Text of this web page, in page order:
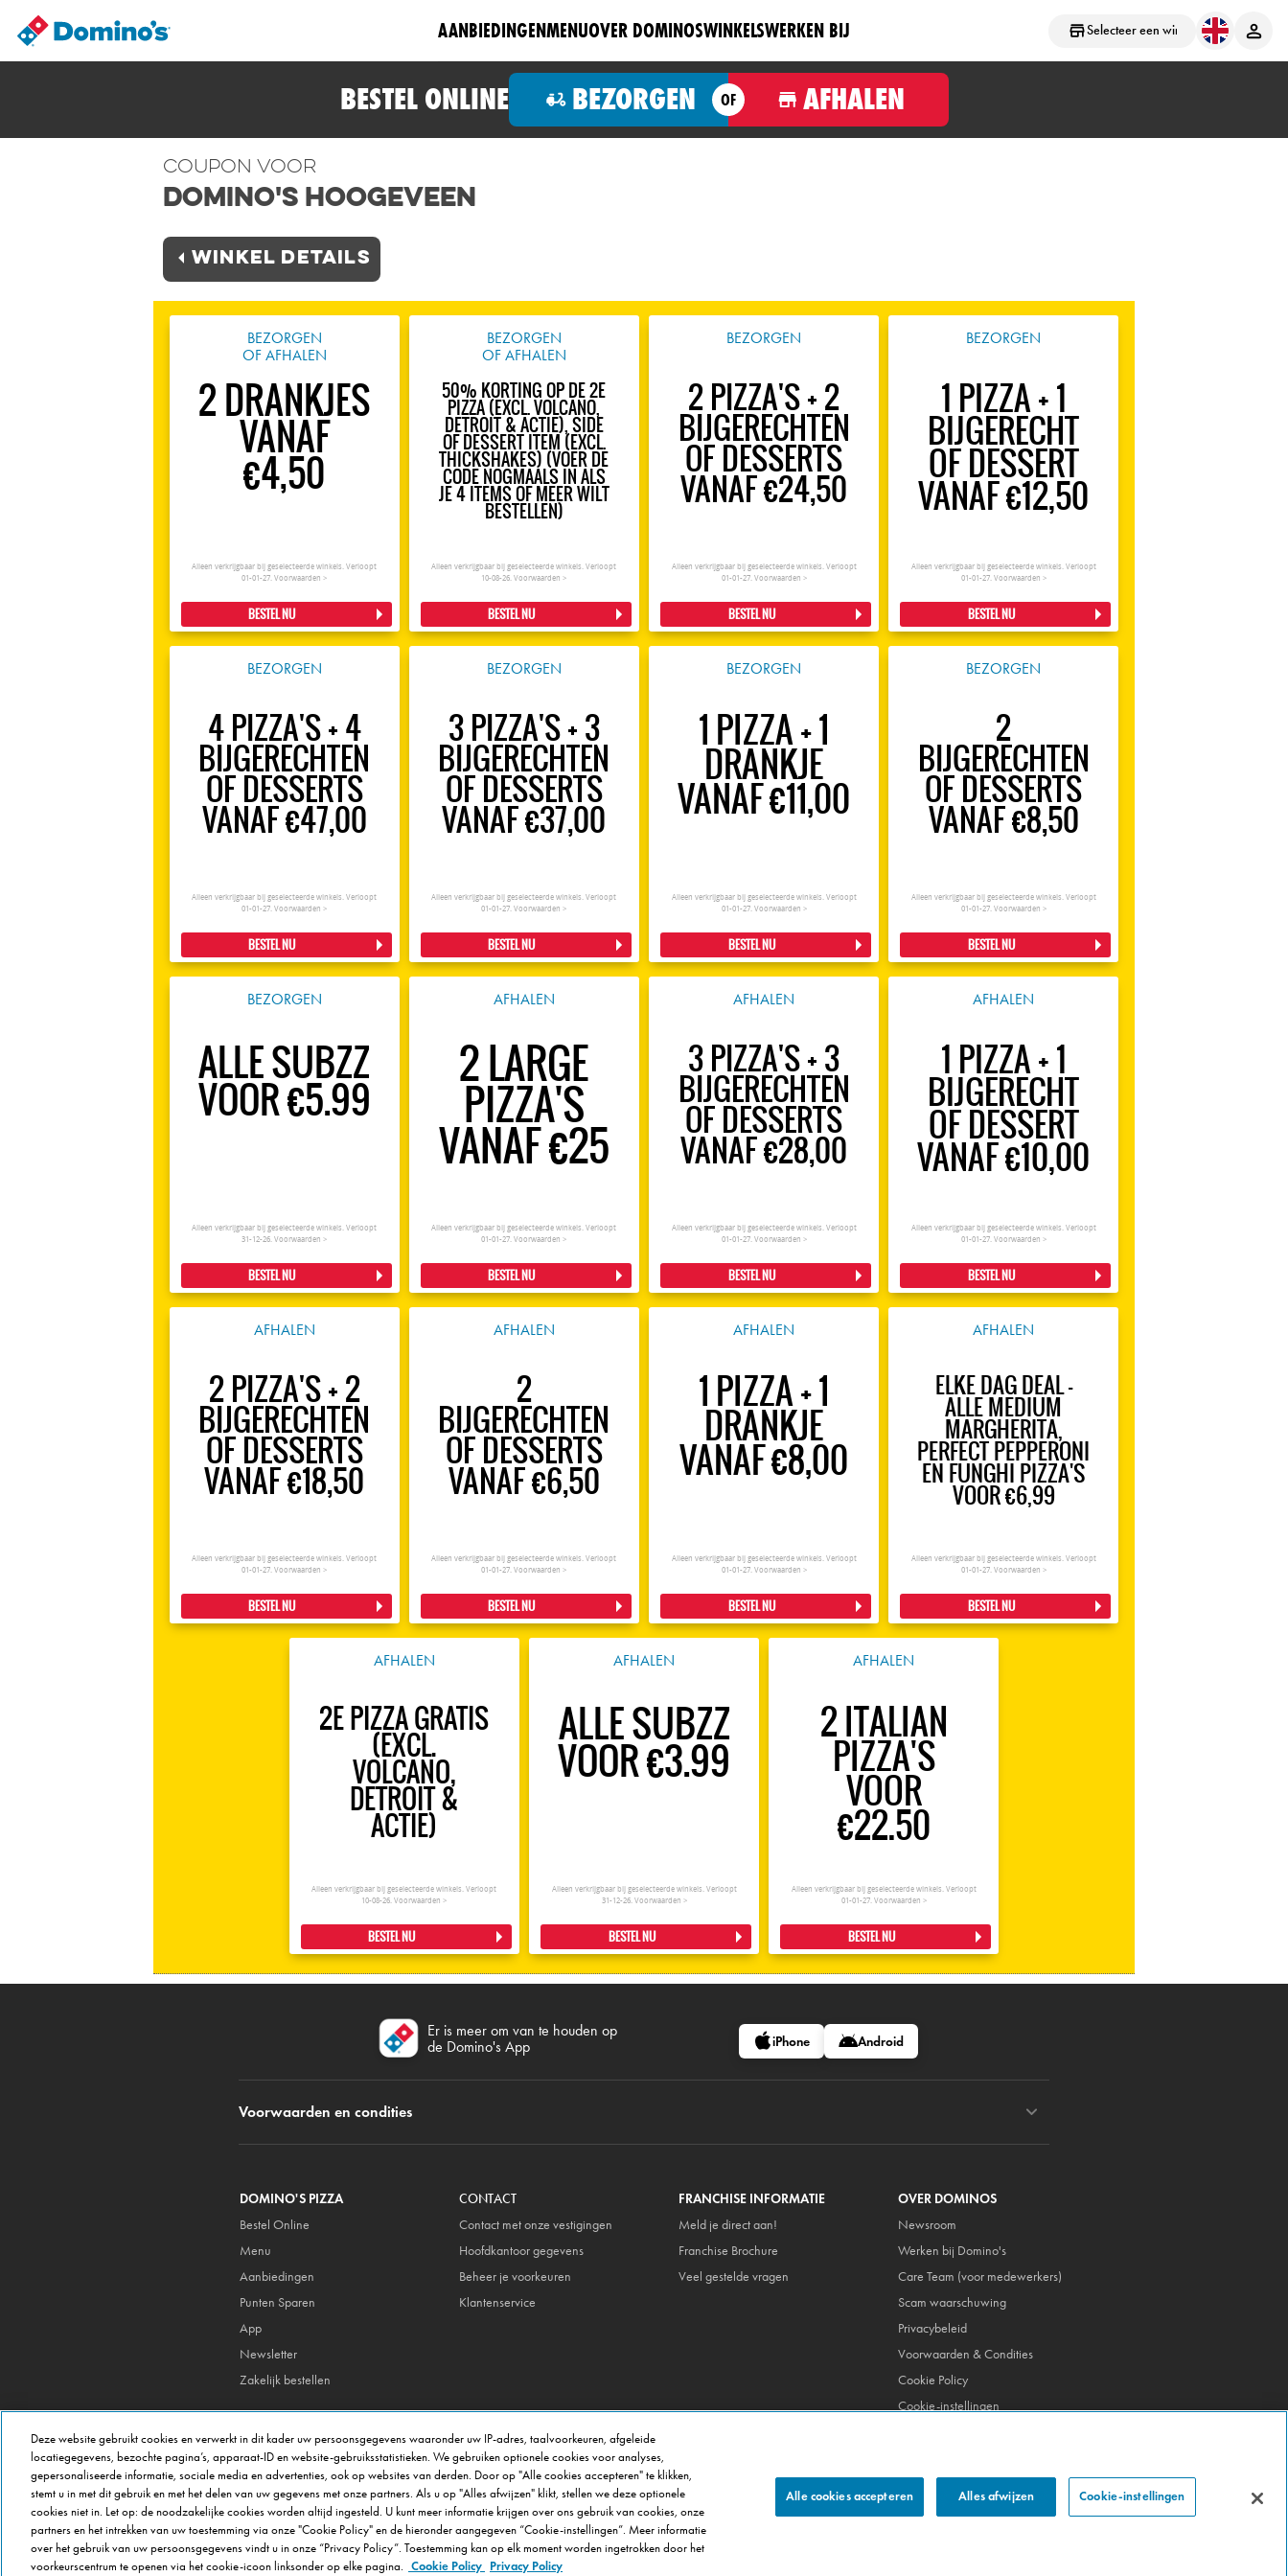
Selecteer een winkel
AANBIEDINGENMENUOVER DOMINOSWINKELSWERKEN BIJ
BESTEL ONLINE BEZORGEN OF AFHALEN
Coupon voor
Domino's Hoogeveen
Winkel Details
BEZORGEN
OF AFHALEN
2 DRANKJES
VANAF
€4,50
Alleen verkrijgbaar bij geselecteerde winkels. Verloopt
01-01-27.Voorwaarden >
BESTEL NU
BEZORGEN
OF AFHALEN
50% KORTING OP DE 2E
PIZZA (EXCL. VOLCANO,
DETROIT & ACTIE), SIDE
OF DESSERT ITEM (EXCL.
THICKSHAKES) (VOER DE
CODE NOGMAALS IN ALS
JE 4 ITEMS OF MEER WILT
BESTELLEN)
Alleen verkrijgbaar bij geselecteerde winkels. Verloopt
10-08-26.Voorwaarden >
BESTEL NU
BEZORGEN
2 PIZZA'S + 2
BIJGERECHTEN
OF DESSERTS
VANAF €24,50
Alleen verkrijgbaar bij geselecteerde winkels. Verloopt
01-01-27. Voorwaarden >
BESTEL NU
BEZORGEN
1 PIZZA + 1
BIJGERECHT
OF DESSERT
VANAF €12,50
Alleen verkrijgbaar bij geselecteerde winkels. Verloopt
01-01-27. Voorwaarden >
BESTEL NU
BEZORGEN
4 PIZZA'S + 4
BIJGERECHTEN
OF DESSERTS
VANAF €47,00
Alleen verkrijgbaar bij geselecteerde winkels. Verloopt
01-01-27.Voorwaarden >
BESTEL NU
BEZORGEN
3 PIZZA'S + 3
BIJGERECHTEN
OF DESSERTS
VANAF €37,00
Alleen verkrijgbaar bij geselecteerde winkels. Verloopt
01-01-27.Voorwaarden >
BESTEL NU
BEZORGEN
1 PIZZA + 1
DRANKJE
VANAF €11,00
Alleen verkrijgbaar bij geselecteerde winkels. Verloopt
01-01-27. Voorwaarden >
BESTEL NU
BEZORGEN
2
BIJGERECHTEN
OF DESSERTS
VANAF €8,50
Alleen verkrijgbaar bij geselecteerde winkels. Verloopt
01-01-27. Voorwaarden >
BESTEL NU
BEZORGEN
ALLE SUBZZ
VOOR €5.99
Alleen verkrijgbaar bij geselecteerde winkels. Verloopt
31-12-26.Voorwaarden >
BESTEL NU
AFHALEN
2 LARGE
PIZZA'S
VANAF €25
Alleen verkrijgbaar bij geselecteerde winkels. Verloopt
01-01-27.Voorwaarden >
BESTEL NU
AFHALEN
3 PIZZA'S + 3
BIJGERECHTEN
OF DESSERTS
VANAF €28,00
Alleen verkrijgbaar bij geselecteerde winkels. Verloopt
01-01-27. Voorwaarden >
BESTEL NU
AFHALEN
1 PIZZA + 1
BIJGERECHT
OF DESSERT
VANAF €10,00
Alleen verkrijgbaar bij geselecteerde winkels. Verloopt
01-01-27. Voorwaarden >
BESTEL NU
AFHALEN
2 PIZZA'S + 2
BIJGERECHTEN
OF DESSERTS
VANAF €18,50
Alleen verkrijgbaar bij geselecteerde winkels. Verloopt
01-01-27.Voorwaarden >
BESTEL NU
AFHALEN
2
BIJGERECHTEN
OF DESSERTS
VANAF €6,50
Alleen verkrijgbaar bij geselecteerde winkels. Verloopt
01-01-27.Voorwaarden >
BESTEL NU
AFHALEN
1 PIZZA + 1
DRANKJE
VANAF €8,00
Alleen verkrijgbaar bij geselecteerde winkels. Verloopt
01-01-27. Voorwaarden >
BESTEL NU
AFHALEN
ELKE DAG DEAL -
ALLE MEDIUM
MARGHERITA,
PERFECT PEPPERONI
EN FUNGHI PIZZA'S
VOOR €6,99
Alleen verkrijgbaar bij geselecteerde winkels. Verloopt
01-01-27. Voorwaarden >
BESTEL NU
AFHALEN
2E PIZZA GRATIS
(EXCL.
VOLCANO,
DETROIT &
ACTIE)
Alleen verkrijgbaar bij geselecteerde winkels. Verloopt
10-08-26.Voorwaarden >
BESTEL NU
AFHALEN
ALLE SUBZZ
VOOR €3.99
Alleen verkrijgbaar bij geselecteerde winkels. Verloopt
31-12-26. Voorwaarden >
BESTEL NU
AFHALEN
2 ITALIAN
PIZZA'S
VOOR
€22.50
Alleen verkrijgbaar bij geselecteerde winkels. Verloopt
01-01-27. Voorwaarden >
BESTEL NU
Er is meer om van te houden op
de Domino's App
iPhone Android
Voorwaarden en condities
DOMINO'S PIZZA
Bestel Online
Menu
Aanbiedingen
Punten Sparen
App
Newsletter
Zakelijk bestellen
CONTACT
Contact met onze vestigingen
Hoofdkantoor gegevens
Beheer je voorkeuren
Klantenservice
FRANCHISE INFORMATIE
Meld je direct aan!
Franchise Brochure
Veel gestelde vragen
OVER DOMINOS
Newsroom
Werken bij Domino's
Care Team (voor medewerkers)
Scam waarschuwing
Privacybeleid
Voorwaarden & Condities
Cookie Policy
Cookie-instellingen
© 2025 Domino's Pizza Enterprises Ltd
Deze website gebruikt cookies en verwerkt in dit kader uw persoonsgegevens waaronder uw IP-adres, taalvoorkeuren, afgeleide
locatiegegevens, bezochte pagina’s, apparaat-ID en website-gebruiksstatistieken. We gebruiken optionele cookies voor analyses,
gepersonaliseerde informatie, sociale media en advertenties, ook op websites van derden. Door op "Alle cookies accepteren" te klikken,
stemt u in met dit gebruik en met het delen van uw gegevens met onze partners. Als u op "Alles afwijzen" klikt, stellen we deze optionele
cookies niet in. Let op: de noodzakelijke cookies worden altijd ingesteld. U kunt meer informatie krijgen over ons gebruik van cookies, onze
partners en het intrekken van uw toestemming via onze "Cookie Policy" en de hieronder aangegeven “Cookie-instellingen”. Meer informatie
over het gebruik van uw persoonsgegevens vindt u in onze “Privacy Policy”. Toestemming kan op elk moment worden ingetrokken door het
voorkeurscentrum te openen via het cookie-icoon linksonder op elke pagina. Cookie Policy Privacy Policy
Alle cookies accepteren Alles afwijzen Cookie-instellingen